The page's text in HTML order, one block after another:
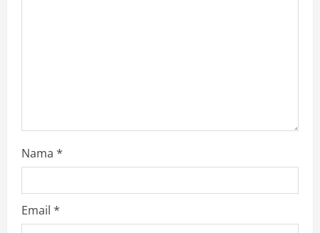
Nama *
Email *